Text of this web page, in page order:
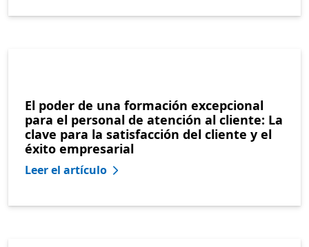
El poder de una formación excepcional
para el personal de atención al cliente: La
clave para la satisfacción del cliente y el
éxito empresarial
Leer el artículo